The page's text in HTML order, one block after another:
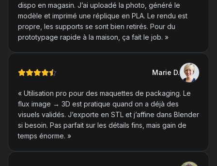
dispo en magasin. J’ai uploadé la photo, généré le
modèle et imprimé une réplique en PLA. Le rendu est
propre, les supports se sont bien retirés. Pour du
prototypage rapide à la maison, ça fait le job. »
Marie D.
« Utilisation pro pour des maquettes de packaging. Le
flux image → 3D est pratique quand on a déjà des
visuels validés. J’exporte en STL et j’affine dans Blender
si besoin. Pas parfait sur les détails fins, mais gain de
temps énorme. »